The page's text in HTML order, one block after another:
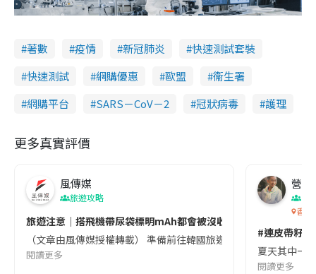
著數 疫情 新冠肺炎
快速測試套裝
快速測試
網購優惠 歐盟
衞生署
網購平台
SARS－CoV－2 冠狀病毒 護理
更多真實評價
風傳媒
旅遊攻略
旅遊注意｜搭飛機帶尿袋標明mAh都會被沒收😱出發前切記檢查
（文章由風傳媒授權轉載） 準備前往韓國旅遊的民眾，近期要
閱讀更多
營養
香港
#連皮帶籽
夏天其中一
閱讀更多